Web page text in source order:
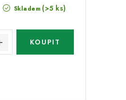
Skladem (>5 ks)